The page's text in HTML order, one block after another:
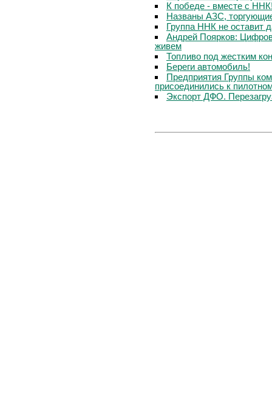
К победе - вместе с
Названы АЗС,
Группа ННК не оставит
Андрей Поярков:
живем
Топливо под жестким
Береги автомобиль!
Предприятия Группы
присоединились к
Экспорт ДФО.